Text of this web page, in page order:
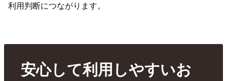
利用判断につながります。
安心して利用しやすいお